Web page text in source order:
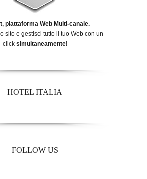
piattaforma Web Multi-canale.
sito e gestisci tutto il tuo Web con un
click simultaneamente!
HOTEL ITALIA
FOLLOW US